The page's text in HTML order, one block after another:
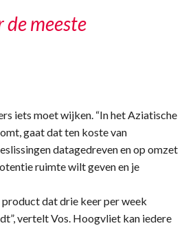
meeste
iets moet wijken. “In het Aziatische
gaat dat ten koste van
datagedreven en op omzet
ruimte wilt geven en je
product dat drie keer per week
vertelt Vos. Hoogvliet kan iedere